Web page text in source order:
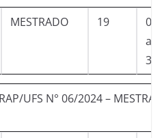
MESTRADO 19
a
UFS N° 06/2024 –